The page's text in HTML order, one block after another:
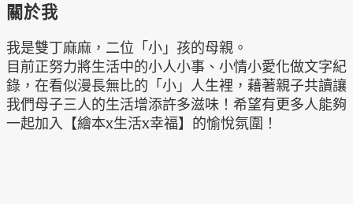
關於我
我是雙丁麻麻，二位「小」孩的母親。
目前正努力將生活中的小人小事、小情小愛化做文字紀
錄，在看似漫長無比的「小」人生裡，藉著親子共讀讓
我們母子三人的生活增添許多滋味！希望有更多人能夠
一起加入【繪本x生活x幸福】的愉悅氛圍！